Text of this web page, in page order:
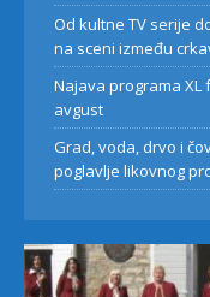
Od kultne TV serije
na sceni između
Najava programa XL
avgust
Grad, voda, drvo i
poglavlje likovnog